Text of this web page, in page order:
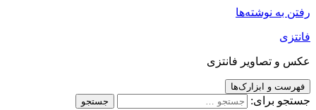
رفتن به نوشته‌ها
فانتزی
عکس و تصاویر فانتزی
فهرست و ابزارک‌ها
جستجو برای: